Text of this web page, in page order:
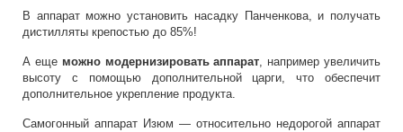
В аппарат можно установить насадку Панченкова, и получать
дистилляты крепостью до 85%!
А еще можно модернизировать аппарат, например увеличить
высоту с помощью дополнительной царги, что обеспечит
дополнительное укрепление продукта.
Самогонный аппарат Изюм — относительно недорогой аппарат